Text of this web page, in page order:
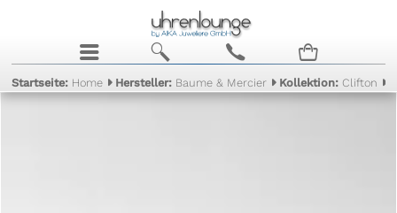
j b c n
Startseite: Home Hersteller: Baume & Mercier Kollektion:Clifton